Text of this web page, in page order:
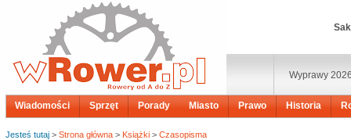
Wyprawy
Wiadomości Sprzęt Porady Miasto Prawo Historia
Jesteś tutaj > Strona główna > Książki > Czasopisma